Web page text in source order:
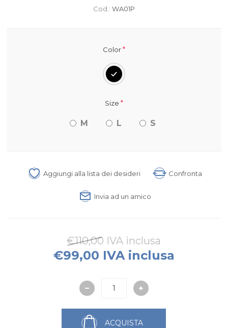
Cod.: WA01P
Color*
Size *
M L S
Aggiungi alla lista dei desideri Confronta
Invia ad un amico
€110,00 IVA inclusa
€99,00 IVA inclusa
ACQUISTA